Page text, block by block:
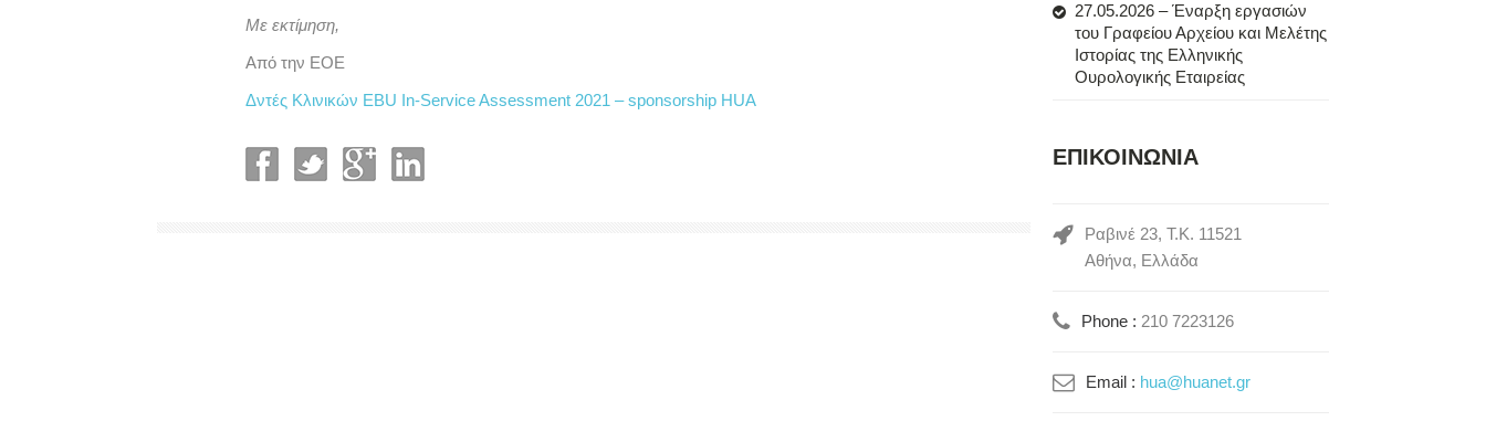
Με εκτίμηση,
Από την ΕΟΕ
Δντές Κλινικών EBU In-Service Assessment 2021 – sponsorship HUA
27.05.2026 – Έναρξη εργασιών
του Γραφείου Αρχείου και Μελέτης
Ιστορίας της Ελληνικής
Ουρολογικής Εταιρείας
ΕΠΙΚΟΙΝΩΝΙΑ
Ραβινέ 23, Τ.Κ. 11521
Αθήνα, Ελλάδα
Phone : 210 7223126
Email : hua@huanet.gr